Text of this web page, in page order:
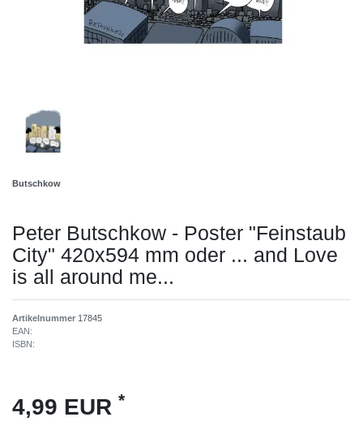
Butschkow
Peter Butschkow - Poster "Feinstaub
City" 420x594 mm oder ... and Love
is all around me...
Artikelnummer 17845
EAN:
ISBN:
4,99 EUR *